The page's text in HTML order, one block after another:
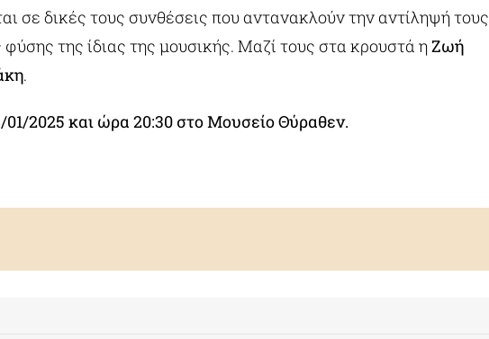
σε δικές τους συνθέσεις που αντανακλούν την αντίληψή τους
φύσης της ίδιας της μουσικής. Μαζί τους στα κρουστά ηΖωή
.
01/2025 και ώρα 20:30 στο Μουσείο Θύραθεν.